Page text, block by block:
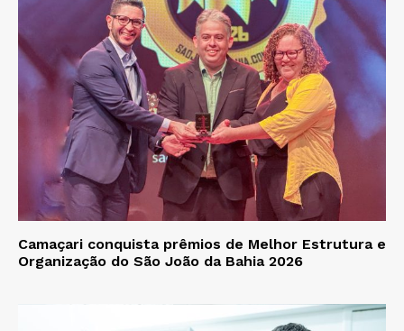
Camaçari conquista prêmios de Melhor Estrutura e
Organização do São João da Bahia 2026